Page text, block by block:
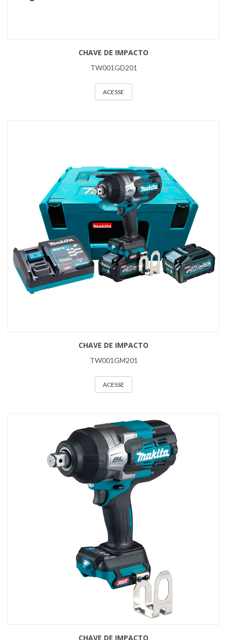
CHAVE DE IMPACTO
TW001GD201
ACESSE
CHAVE DE IMPACTO
TW001GM201
ACESSE
CHAVE DE IMPACTO